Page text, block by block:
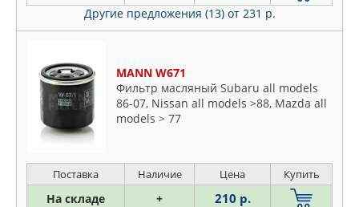
Другие предложения (13) от 231 р.
MANN W671
Фильтр масляный Subaru all models
86-07, Nissan all models >88, Mazda all
models > 77
Поставка Наличие Цена Купить
На складе + 210 р.